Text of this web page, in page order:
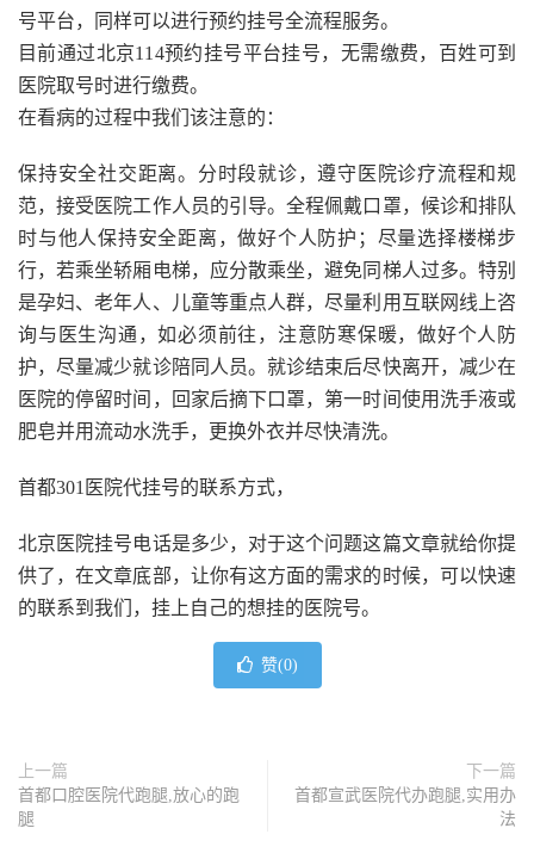
号平台，同样可以进行预约挂号全流程服务。
目前通过北京114预约挂号平台挂号，无需缴费，百姓可到
医院取号时进行缴费。
在看病的过程中我们该注意的：
保持安全社交距离。分时段就诊，遵守医院诊疗流程和规
范，接受医院工作人员的引导。全程佩戴口罩，候诊和排队
时与他人保持安全距离，做好个人防护；尽量选择楼梯步
行，若乘坐轿厢电梯，应分散乘坐，避免同梯人过多。特别
是孕妇、老年人、儿童等重点人群，尽量利用互联网线上咨
询与医生沟通，如必须前往，注意防寒保暖，做好个人防
护，尽量减少就诊陪同人员。就诊结束后尽快离开，减少在
医院的停留时间，回家后摘下口罩，第一时间使用洗手液或
肥皂并用流动水洗手，更换外衣并尽快清洗。
首都301医院代挂号的联系方式，
北京医院挂号电话是多少，对于这个问题这篇文章就给你提
供了，在文章底部，让你有这方面的需求的时候，可以快速
的联系到我们，挂上自己的想挂的医院号。
赞(0)
上一篇
首都口腔医院代跑腿,放心的跑
腿
下一篇
首都宣武医院代办跑腿,实用办
法